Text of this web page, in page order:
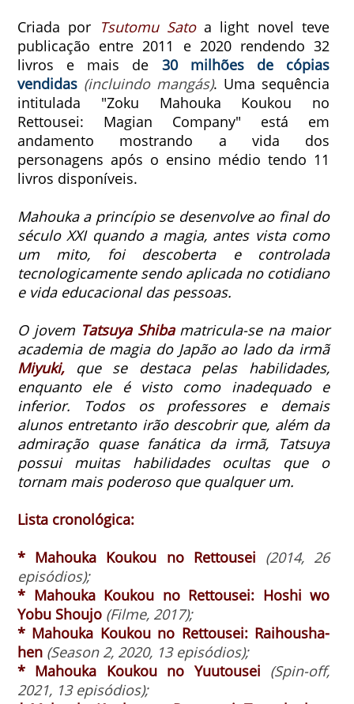
Criada por Tsutomu Satoa light novel teve
publicação entre 2011 e 2020 rendendo 32
livros e mais de 30 milhões de cópias
vendidas (incluindo mangás). Uma sequência
intitulada "Zoku Mahouka Koukou no
Rettousei: Magian Company" está em
andamento mostrando a vida dos
personagens após o ensino médio tendo 11
livros disponíveis.
Mahouka a princípio se desenvolve ao final do
século XXI quando a magia, antes vista como
um mito, foi descoberta e controlada
tecnologicamente sendo aplicada no cotidiano
e vida educacional das pessoas.
O jovem Tatsuya Shibamatricula-se na maior
academia de magia do Japão ao lado da irmã
Miyuki,que se destaca pelas habilidades,
enquanto ele é visto como inadequado e
inferior.
Todos os professores e demais
alunos entretanto irão descobrir que, além da
admiração quase fanática da irmã, Tatsuya
possui muitas habilidades ocultas que o
tornam mais poderoso que qualquer um.
Lista cronológica:
* Mahouka Koukou no Rettousei (2014, 26
episódios);
* Mahouka Koukou no Rettousei: Hoshi wo
Yobu Shoujo (Filme, 2017);
* Mahouka Koukou no Rettousei: Raihousha-
hen (Season 2, 2020, 13 episódios);
* Mahouka Koukou no Yuutousei (Spin-off,
2021, 13 episódios);